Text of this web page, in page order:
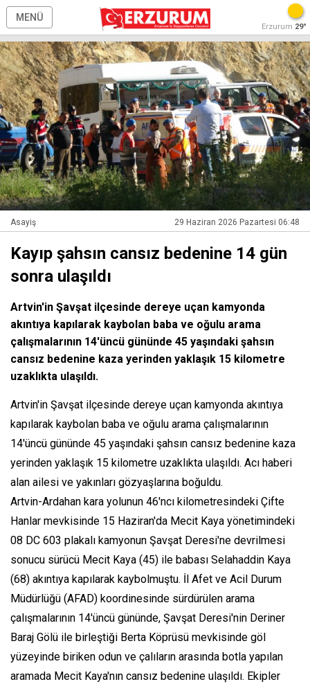
MENÜ
Erzurum 29°
Asayiş 29 Haziran 2026 Pazartesi 06:48
Kayıp şahsın cansız bedenine 14 gün
sonra ulaşıldı
Artvin'in Şavşat ilçesinde dereye uçan kamyonda
akıntıya kapılarak kaybolan baba ve oğulu arama
çalışmalarının 14'üncü gününde 45 yaşındaki şahsın
cansız bedenine kaza yerinden yaklaşık 15 kilometre
uzaklıkta ulaşıldı.
Artvin'in Şavşat ilçesinde dereye uçan kamyonda akıntıya
kapılarak kaybolan baba ve oğulu arama çalışmalarının
14'üncü gününde 45 yaşındaki şahsın cansız bedenine kaza
yerinden yaklaşık 15 kilometre uzaklıkta ulaşıldı. Acı haberi
alan ailesi ve yakınları gözyaşlarına boğuldu.
Artvin-Ardahan kara yolunun 46'ncı kilometresindeki Çifte
Hanlar mevkisinde 15 Haziran'da Mecit Kaya yönetimindeki
08 DC 603 plakalı kamyonun Şavşat Deresi'ne devrilmesi
sonucu sürücü Mecit Kaya (45) ile babası Selahaddin Kaya
(68) akıntıya kapılarak kaybolmuştu. İl Afet ve Acil Durum
Müdürlüğü (AFAD) koordinesinde sürdürülen arama
çalışmalarının 14'üncü gününde, Şavşat Deresi'nin Deriner
Baraj Gölü ile birleştiği Berta Köprüsü mevkisinde göl
yüzeyinde biriken odun ve çalıların arasında botla yapılan
aramada Mecit Kaya'nın cansız bedenine ulaşıldı. Ekipler